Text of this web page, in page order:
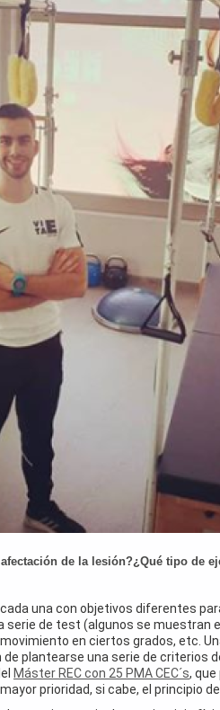
de la lesión?¿Qué tipo de
una con objetivos diferentes
serie de test (algunos se muestran
en ciertos grados, etc.
plantearse una serie de criterios
Máster REC con 25 PMA CEC´s,
prioridad, si cabe, el principio